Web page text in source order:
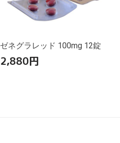
ゼネグラレッド 100mg 12錠
2,880円